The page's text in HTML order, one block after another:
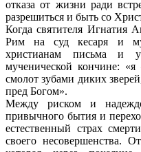
отказа от жизни ради
разрешиться и быть со
Когда святителя Игнатия
Рим на суд кесаря и
христианам письма и
мученической кончине:
смолот зубами диких
пред Богом».
Между риском и
привычного бытия и
естественный страх
своего несовершенства.